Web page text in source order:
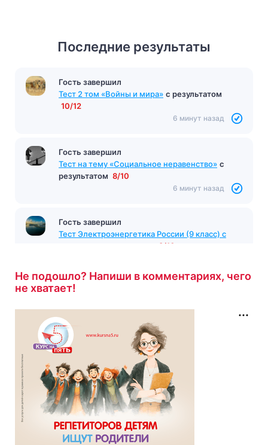
Последние результаты
Гость завершил
Тест «Мертвые души» с результатом 10/19
10/12
6 минут назад
результатом 8/10
6 минут назад
Гость завершил
Тест Электроэнергетика России (9 класс) с
6 минут назад
Не подошло? Напиши в комментариях, чего
не хватает!